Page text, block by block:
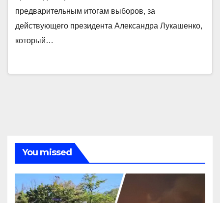
предварительным итогам выборов, за
действующего президента Александра Лукашенко,
который…
You missed